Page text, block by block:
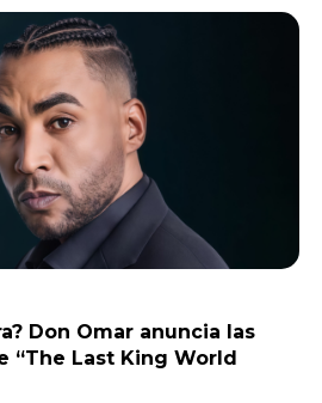
Don Omar anuncia las
“The Last King World